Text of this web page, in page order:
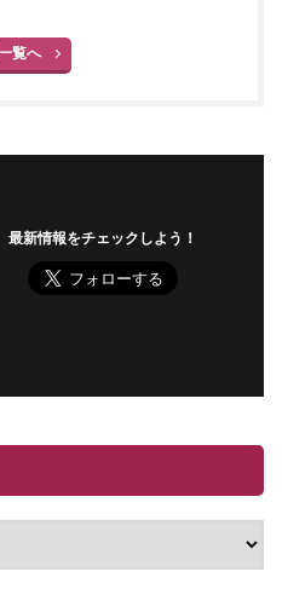
覧へ
最新情報をチェックしよう！